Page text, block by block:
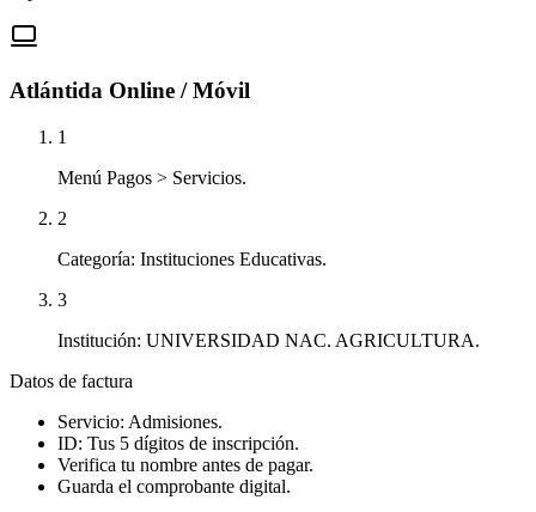
Atlántida Online / Móvil
1
Menú Pagos > Servicios.
2
Categoría: Instituciones Educativas.
3
Institución: UNIVERSIDAD NAC. AGRICULTURA.
Datos de factura
Servicio: Admisiones.
ID: Tus 5 dígitos de inscripción.
Verifica tu nombre antes de pagar.
Guarda el comprobante digital.